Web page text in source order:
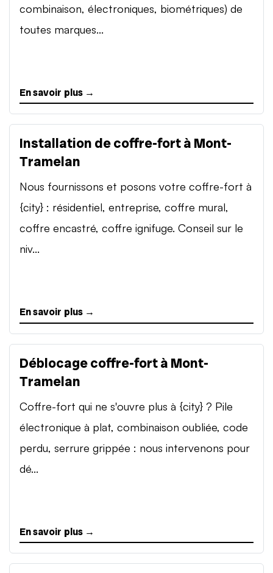
combinaison, électroniques, biométriques) de
toutes marques...
En savoir plus →
Installation de coffre-fort à Mont-
Tramelan
Nous fournissons et posons votre coffre-fort à
{city} : résidentiel, entreprise, coffre mural,
coffre encastré, coffre ignifuge. Conseil sur le
niv...
En savoir plus →
Déblocage coffre-fort à Mont-
Tramelan
Coffre-fort qui ne s'ouvre plus à {city} ? Pile
électronique à plat, combinaison oubliée, code
perdu, serrure grippée : nous intervenons pour
dé...
En savoir plus →